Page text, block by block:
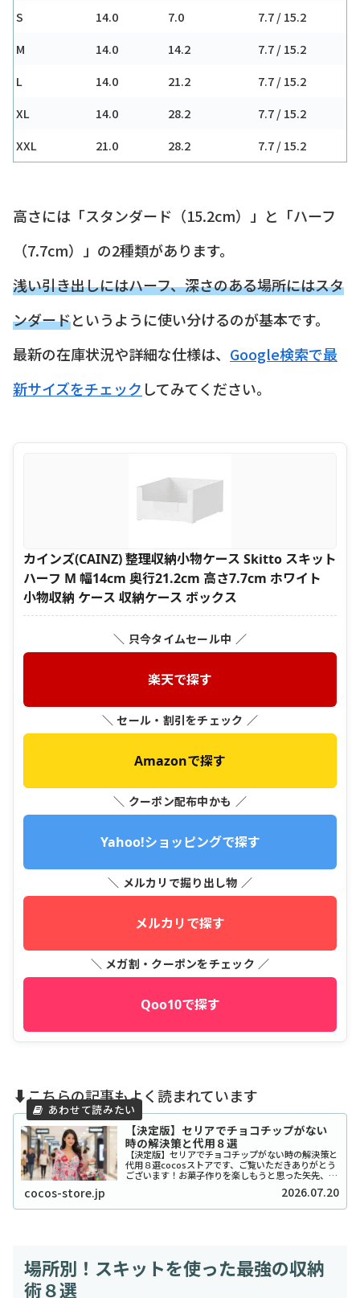
S 14.0 7.0
7.7 / 15.2
M
14.0 14.2
7.7 / 15.2
L
14.0 21.2
7.7 / 15.2
XL
14.0 28.2
7.7 / 15.2
XXL
21.0 28.2 7.7 / 15.2
高さには「スタンダード（15.2cm）」と「ハーフ
（7.7cm）」の2種類があります。
浅い引き出しにはハーフ、深さのある場所にはスタ
ンダードというように使い分けるのが基本です。
最新の在庫状況や詳細な仕様は、 Google検索で最
新サイズをチェック してみてください。
カインズ(CAINZ) 整理収納小物ケース Skitto スキット
ハーフ M 幅14cm 奥行21.2cm 高さ7.7cm ホワイト
小物収納 ケース 収納ケース ボックス
＼ 只今タイムセール中 ／
楽天で探す
＼ セール・割引をチェック ／
Amazonで探す
＼ クーポン配布中かも ／
Yahoo!ショッピングで探す
＼ メルカリで掘り出し物 ／
メルカリで探す
＼ メガ割・クーポンをチェック ／
Qoo10で探す
⬇️こちらの記事もよく読まれています
【決定版】セリアでチョコチップがない
時の解決策と代用８選
【決定版】セリアでチョコチップがない時の解決策と
代用８選cocosストアです、ご覧いただきありがとう
ございます！お菓子作りを楽しもうと思った矢先、セ
リアでチョコチップが「ない！」と困ったことはあり
ませんか？実は私も、クッキーを焼こうとした日...
cocos-store.jp 2026.07.20
場所別！スキットを使った最強の収納
術８選